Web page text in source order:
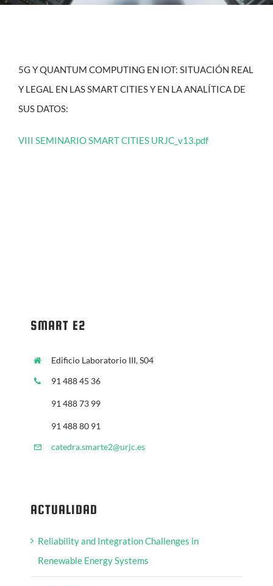
5G Y QUANTUM COMPUTING EN IOT: SITUACIÓN REAL
Y LEGAL EN LAS SMART CITIES Y EN LA ANALÍTICA DE
SUS DATOS:
VIII SEMINARIO SMART CITIES URJC_v13.pdf
SMART E2
Edificio Laboratorio III, S04
91 488 45 36
91 488 73 99
91 488 80 91
catedra.smarte2@urjc.es
ACTUALIDAD
Reliability and Integration Challenges in
Renewable Energy Systems